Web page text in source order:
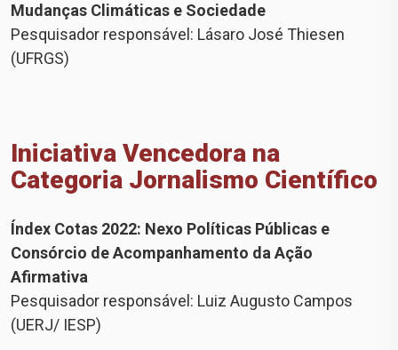
Mudanças Climáticas e Sociedade
Pesquisador responsável: Lásaro José Thiesen
(UFRGS)
Iniciativa Vencedora na
Categoria Jornalismo Científico
Índex Cotas 2022: Nexo Políticas Públicas e
Consórcio de Acompanhamento da Ação
Afirmativa
Pesquisador responsável: Luiz Augusto Campos
(UERJ/ IESP)